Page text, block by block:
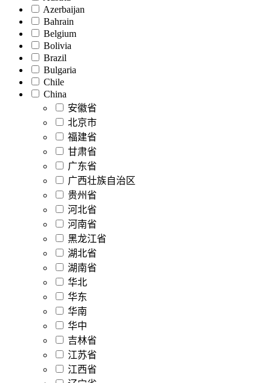
Azerbaijan
Bahrain
Belgium
Bolivia
Brazil
Bulgaria
Chile
China
安徽省
北京市
福建省
甘肃省
广东省
广西壮族自治区
贵州省
河北省
河南省
黑龙江省
湖北省
湖南省
华北
华东
华南
华中
吉林省
江苏省
江西省